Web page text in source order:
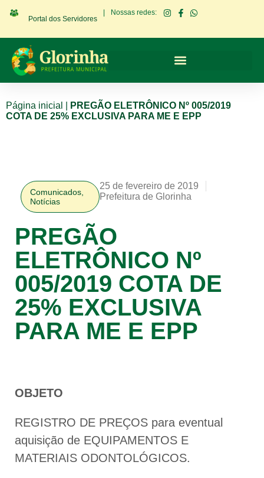
Portal dos Servidores
Nossas redes:
Página inicial
PREGÃO ELETRÔNICO Nº 005/2019
COTA DE 25% EXCLUSIVA PARA ME E EPP
Comunicados
Notícias
25 de fevereiro de 2019
Prefeitura de Glorinha
PREGÃO
ELETRÔNICO Nº
005/2019 COTA DE
25% EXCLUSIVA
PARA ME E EPP
OBJETO
REGISTRO DE PREÇOS para eventual
aquisição de EQUIPAMENTOS E
MATERIAIS ODONTOLÓGICOS.